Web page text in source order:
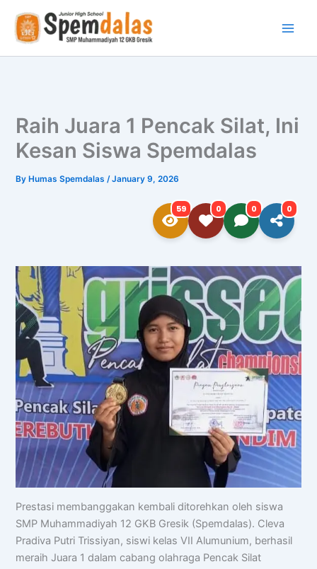
content
Raih Juara 1 Pencak Silat, Ini
Kesan Siswa Spemdalas
By Humas Spemdalas/January 9, 2026
59 0 0 0
Prestasi membanggakan kembali ditorehkan oleh siswa
SMP Muhammadiyah 12 GKB Gresik (Spemdalas). Cleva
Pradiva Putri Trissiyan, siswi kelas VII Alumunium, berhasil
meraih Juara 1 dalam cabang olahraga Pencak Silat